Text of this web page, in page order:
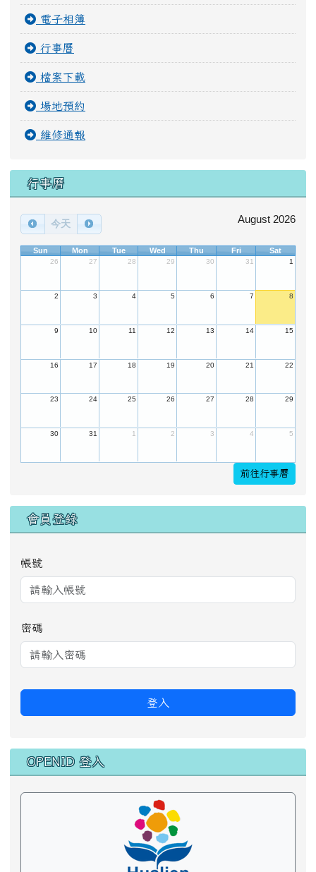
電子相簿
行事曆
檔案下載
場地預約
維修通報
行事曆
今天 August 2026
Sun Mon Tue Wed Thu Fri Sat
26 27 28 29 30 31 1
2 3 4 5 6 7 8
9 10 11 12 13 14 15
16 17 18 19 20 21 22
23 24 25 26 27 28 29
30 31 1 2 3 4 5
前往行事曆
會員登錄
帳號
密碼
登入
OPENID 登入